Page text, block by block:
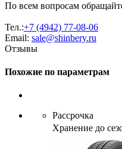
По всем вопросам
Тел.:+7 (4942) 77-08-06
Email: sale@shinbery.ru
Отзывы
Похожие по параметрам
Рассрочка
Хранение до